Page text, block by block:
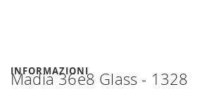
INFORMAZIONI
Madia 36e8 Glass - 1328